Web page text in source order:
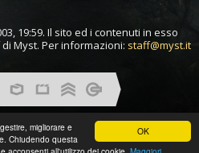
OK
migliorare e
Chiudendo questa
19:59. Il sito ed i contenuti in esso
Myst. Per informazioni: staff@myst.it